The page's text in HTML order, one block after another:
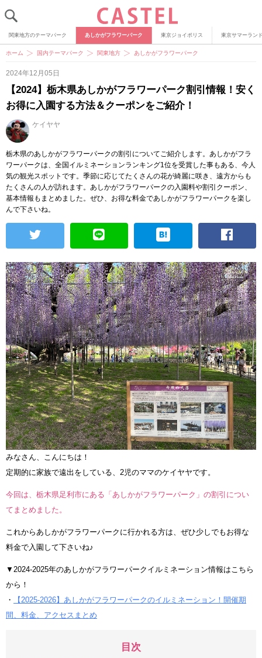
関東地方のテーマパーク あしかがフラワーパーク 東京ジョイポリス 東京サマーラン
ホーム 国内テーマパーク 関東地方 あしかがフラワーパーク
2024年12月05日
【2024】栃木県あしかがフラワーパーク割引情報！安く
お得に入園する方法＆クーポンをご紹介！
ケイヤヤ
栃木県のあしかがフラワーパークの割引についてご紹介します。あしかがフラ
ワーパークは、全国イルミネーションランキング1位を受賞した事もある、今人
気の観光スポットです。季節に応じてたくさんの花が綺麗に咲き、遠方からも
たくさんの人が訪れます。あしかがフラワーパークの入園料や割引クーポン、
基本情報もまとめました。ぜひ、お得な料金であしかがフラワーパークを楽し
んで下さいね。
みなさん、こんにちは！
定期的に家族で遠出をしている、2児のママのケイヤヤです。
今回は、栃木県足利市にある「あしかがフラワーパーク」の割引につい
てまとめました。
これからあしかがフラワーパークに行かれる方は、ぜひ少しでもお得な
料金で入園して下さいね♪
▼2024-2025年のあしかがフラワーパークイルミネーション情報はこちら
から！
・
【2025-2026】あしかがフラワーパークのイルミネーション！開催期
間、料金、アクセスまとめ
目次